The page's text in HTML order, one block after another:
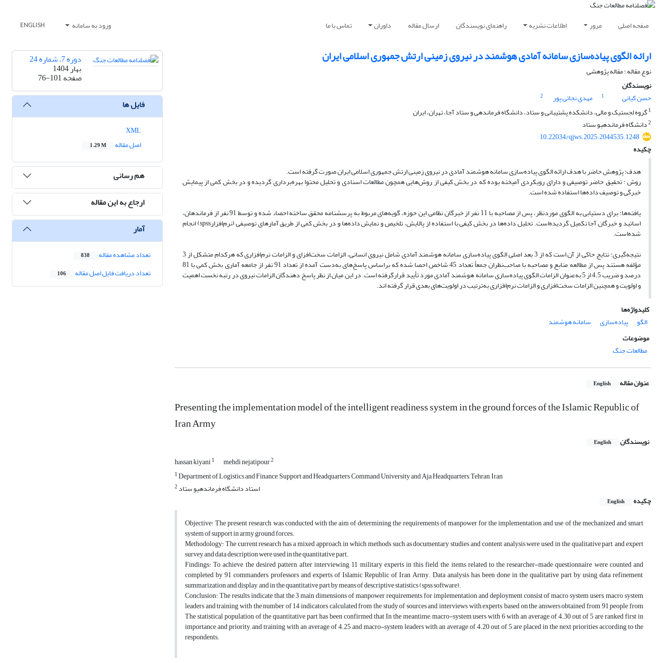
صفحه اصلی مرور اطلاعات نشریه راهنمای نویسندگان ارسال مقاله داوران تماس با ما ورود به سامانه ENGLISH
ارائه الگوی پیاده‌سازی سامانه آمادی هوشمند در نیروی زمینی ارتش جمهوری اسلامی ایران
نوع مقاله : مقاله پژوهشی
نویسندگان
حسن کیانی
1 مهدی نجاتی پور
2
1گروه لجستیک و مالی، دانشکده پشتیبانی و ستاد، دانشگاه فرماندهی و ستاد آجا، تهران، ایران
2دانشگاه فرماندهیو ستاد
10.22034/qjws.2025.2044535.1248
چکیده
هدف: پژوهش حاضر با هدف ارائه الگوی پیاده‌سازی سامانه هوشمند آمادی در نیروی زمینی ارتش جمهوری اسلامی ایران صورت گرفته ‌است.
روش : تحقیق حاضر توصیفی و دارای رویکردی آمیخته بوده که در بخش کیفی از روش‌هایی همچون مطالعات اسنادی و تحلیل محتوا بهره‌برداری گردیده و در بخش کمی از پیمایش
خبرگی و توصیف داده‌ها استفاده شده‌ است.
یافته‌ها: برای دستیابی به الگوی موردنظر، پس از مصاحبه با 11 نفر از خبرگان نظامی این حوزه، گویه‌های مربوط به پرسشنامه محقق ساخته احصاء شده و توسط 91 نفر از فرماندهان،
اساتید و خبرگان آجا تکمیل گردیده‌است. تحلیل داده‌ها در بخش کیفی با استفاده از پالایش، تلخیص و نمایش داده‌ها و در بخش کمی از طریق آمارهای توصیفی (نرم‌افزارspss) انجام
شده‌است.
نتیجه‌گیری‌: نتایج حاکی از آن ‌است که از 3 بعد اصلی الگوی پیاده‌سازی سامانه هوشمند آمادی شامل نیروی انسانی، الزامات سخت‌افزای و الزامات نرم‌افزاری که هرکدام متشکل از 3
مؤلفه هستند پس از مطالعه منابع و مصاحبه با صاحب‌نظران جمعأ تعداد 45 شاخص احصا شده که براساس پاسخ‌های به‌دست آمده از تعداد 91 نفر از جامعه آماری بخش کمی با 81
درصد و ضریب 4.5 از 5 به‌عنوان الزامات الگوی پیاده‌سازی سامانه هوشمند آمادی مورد تأیید قرارگرفته است. در این میان از نظر پاسخ دهندگان الزامات نیروی در رتبه نخست اهمیت
و اولویت و همچنین الزامات سخت‌افزاری و الزامات نرم‌افزاری به‌ترتیب در اولویت‌های بعدی قرار گرفته اند.
کلیدواژه‌ها
الگو
پیاده‌سازی
سامانه هوشمند
موضوعات
مطالعات جنگ
عنوان مقاله English
Presenting the implementation model of the intelligent readiness system in the ground forces of the Islamic Republic of
Iran Army
نویسندگان English
hassan kiyani1 mehdi nejatipour2
1Department of Logistics and Finance, Support and Headquarters, Command University and Aja Headquarters, Tehran, Iran
2 استاد دانشگاه فرماندهیو ستاد
چکیده
English
Objective: The present research was conducted with the aim of determining the requirements of manpower for the implementation and use of the mechanized and smart
system of support in army ground forces.
Methodology: The current research has a mixed approach, in which methods such as documentary studies and content analysis were used in the qualitative part, and expert
survey and data description were used in the quantitative part.
Findings: To achieve the desired pattern, after interviewing 11 military experts in this field, the items related to the researcher-made questionnaire were counted and
completed by 91 commanders, professors and experts of Islamic Republic of Iran Army. Data analysis has been done in the qualitative part by using data refinement,
summarization and display, and in the quantitative part by means of descriptive statistics (spss software).
Conclusion: The results indicate that the 3 main dimensions of manpower requirements for implementation and deployment consist of macro system users, macro system
leaders and training with the number of 14 indicators calculated from the study of sources and interviews with experts, based on the answers obtained from 91 people from
The statistical population of the quantitative part has been confirmed that In the meantime, macro-system users with 6 with an average of 4.30 out of 5 are ranked first in
importance and priority, and training with an average of 4.25 and macro-system leaders with an average of 4.20 out of 5 are placed in the next priorities according to the
respondents.
دوره 7، شماره 24
بهار 1404
صفحه76-101
فایل ها
اصل مقاله
1.29 M
هم رسانی
ارجاع به این مقاله
آمار
تعداد مشاهده مقاله 838
تعداد دریافت فایل اصل مقاله 106